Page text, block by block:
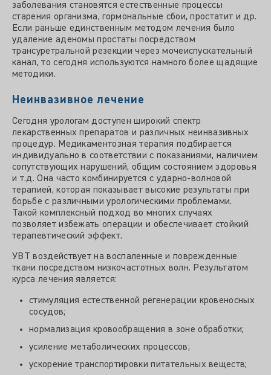
заболевания становятся естественные процессы
старения организма, гормональные сбои, простатит и др.
Если раньше единственным методом лечения было
удаление аденомы простаты посредством
трансуретральной резекции через мочеиспускательный
канал, то сегодня используются намного более щадящие
методики.
Неинвазивное лечение
Сегодня урологам доступен широкий спектр
лекарственных препаратов и различных неинвазивных
процедур. Медикаментозная терапия подбирается
индивидуально в соответствии с показаниями, наличием
сопутствующих нарушений, общим состоянием здоровья
и т.д. Она часто комбинируется с ударно-волновой
терапией, которая показывает высокие результаты при
борьбе с различными урологическими проблемами.
Такой комплексный подход во многих случаях
позволяет избежать операции и обеспечивает стойкий
терапевтический эффект.
УВТ воздействует на воспаленные и поврежденные
ткани посредством низкочастотных волн. Результатом
курса лечения является:
стимуляция естественной регенерации кровеносных
сосудов;
нормализация кровообращения в зоне обработки;
усиление метаболических процессов;
ускорение транспортировки питательных веществ;